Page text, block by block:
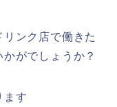
ンク店で働きた
がでしょうか？
ます